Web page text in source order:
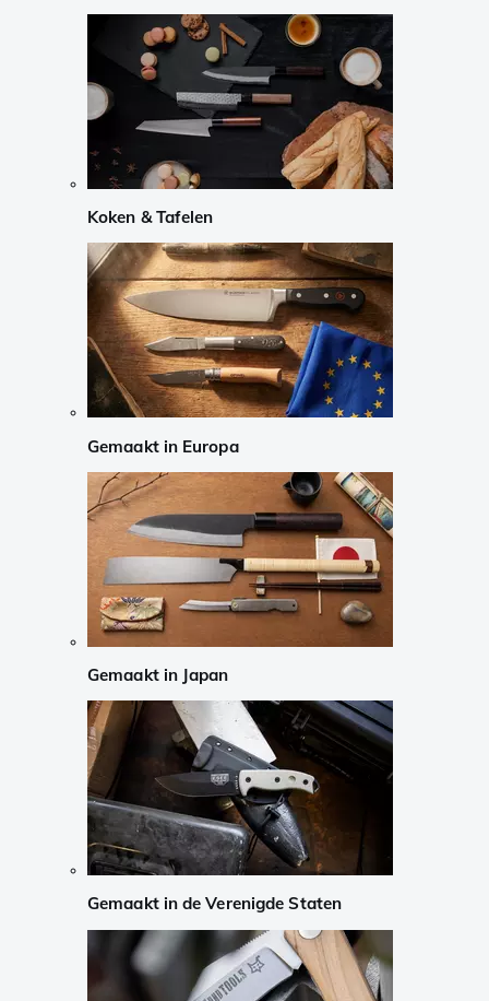
Koken & Tafelen
Gemaakt in Europa
Gemaakt in Japan
Gemaakt in de Verenigde Staten